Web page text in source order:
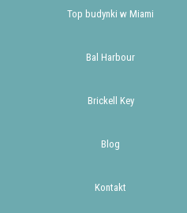
Top budynki w Miami
Bal Harbour
Brickell Key
Blog
Kontakt